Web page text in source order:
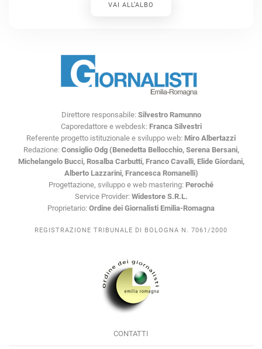
VAI ALL’ALBO
Direttore responsabile: Silvestro Ramunno
Caporedattore e webdesk: Franca Silvestri
Referente progetto istituzionale e sviluppo web: Miro Albertazzi
Redazione: Consiglio Odg (Benedetta Bellocchio, Serena Bersani,
Michelangelo Bucci, Rosalba Carbutti, Franco Cavalli, Elide Giordani,
Alberto Lazzarini, Francesca Romanelli)
Progettazione, sviluppo e web mastering: Peroché
Service Provider: Widestore S.R.L.
Proprietario: Ordine dei Giornalisti Emilia-Romagna
REGISTRAZIONE TRIBUNALE DI BOLOGNA N. 7061/2000
CONTATTI